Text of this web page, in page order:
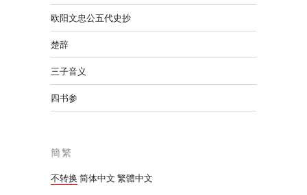
欧阳文忠公五代史抄
楚辞
三子音义
四书参
簡繁
不转换 简体中文 繁體中文